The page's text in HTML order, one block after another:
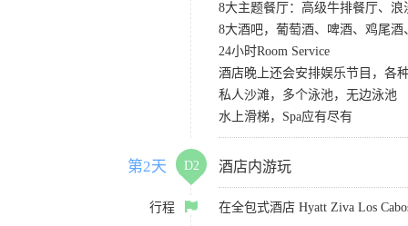
8大主题餐厅：高级牛排餐厅、
8大酒吧，葡萄酒、啤酒、鸡尾
24小时Room Service
酒店晚上还会安排娱乐节目，各
私人沙滩，多个泳池，无边泳池
水上滑梯，Spa应有尽有
第2天 D2 酒店内游玩
行程 在全包式酒店 Hyatt Ziva Los